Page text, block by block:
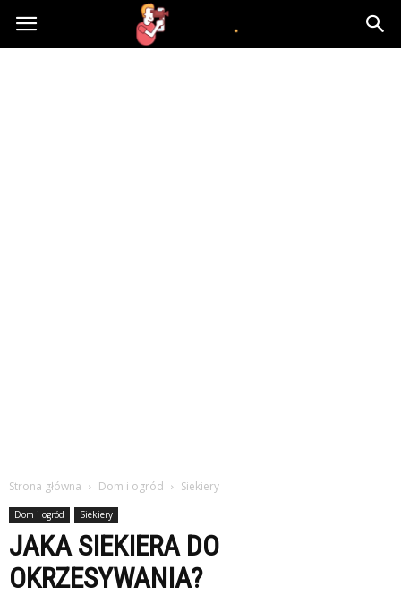
atvn.pl
Strona główna Dom i ogród Siekiery
Dom i ogród Siekiery
JAKA SIEKIERA DO
OKRZESYWANIA?